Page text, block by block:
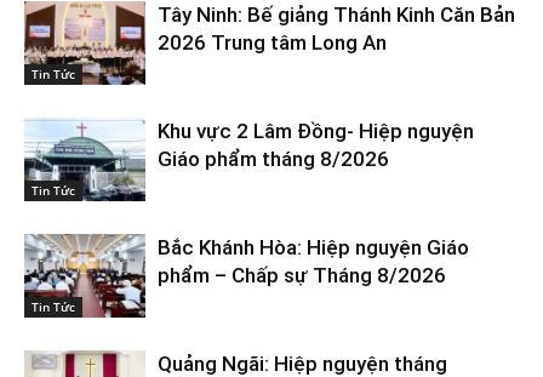
Tin Tức
Tây Ninh: Bế giảng Thánh Kinh Căn Bản
2026 Trung tâm Long An
Tin Tức
Khu vực 2 Lâm Đồng- Hiệp nguyện
Giáo phẩm tháng 8/2026
Tin Tức
Bắc Khánh Hòa: Hiệp nguyện Giáo
phẩm – Chấp sự Tháng 8/2026
Quảng Ngãi: Hiệp nguyện tháng